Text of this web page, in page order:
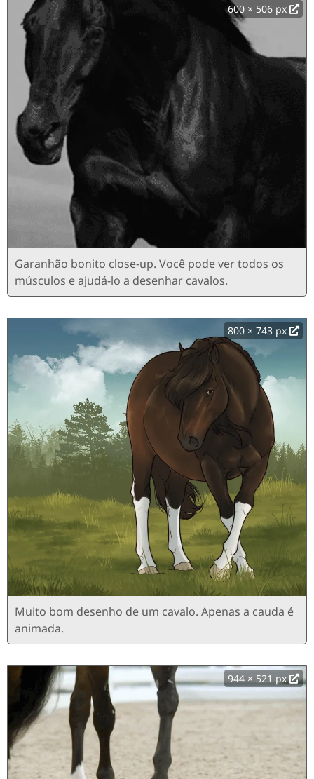
600 × 506 px
Garanhão bonito close-up. Você pode ver todos os
músculos e ajudá-lo a desenhar cavalos.
800 × 743 px
Muito bom desenho de um cavalo. Apenas a cauda é
animada.
944 × 521 px